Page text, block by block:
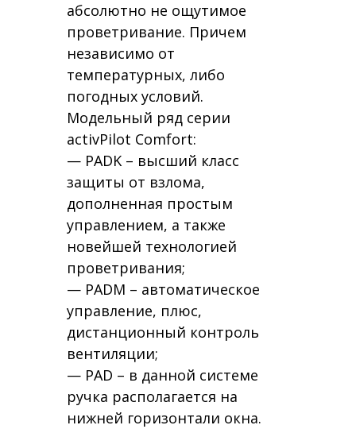
абсолютно не ощутимое
проветривание. Причем
независимо от
температурных, либо
погодных условий.
Модельный ряд серии
activPilot Comfort:
— PADK – высший класс
защиты от взлома,
дополненная простым
управлением, а также
новейшей технологией
проветривания;
— PADM – автоматическое
управление, плюс,
дистанционный контроль
вентиляции;
— PAD – в данной системе
ручка располагается на
нижней горизонтали окна.